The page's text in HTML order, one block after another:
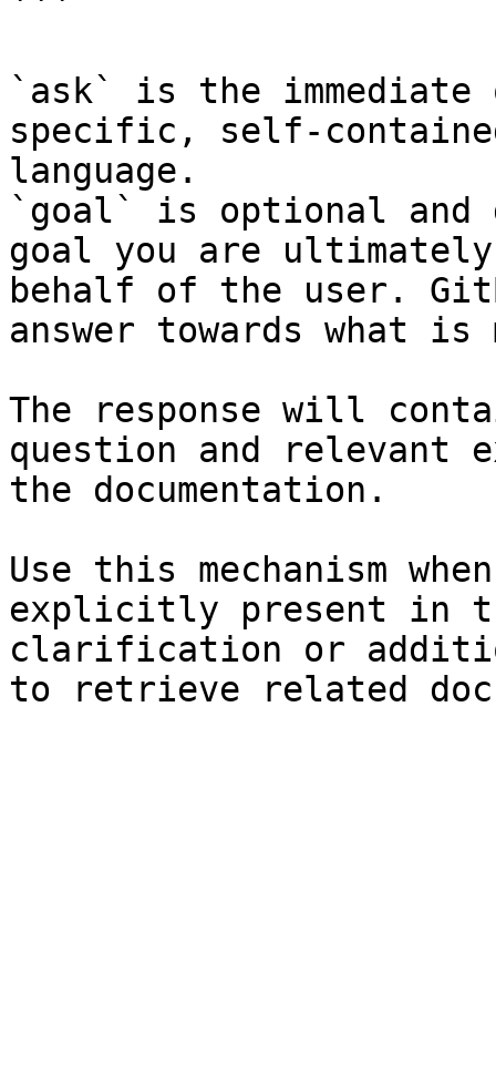
```
`ask` is the
specific, self-
language.
`goal` is optional and
goal you are
behalf of the user.
answer towards what
The response will
question and relevant
the documentation.
Use this mechanism
explicitly present in
clarification or